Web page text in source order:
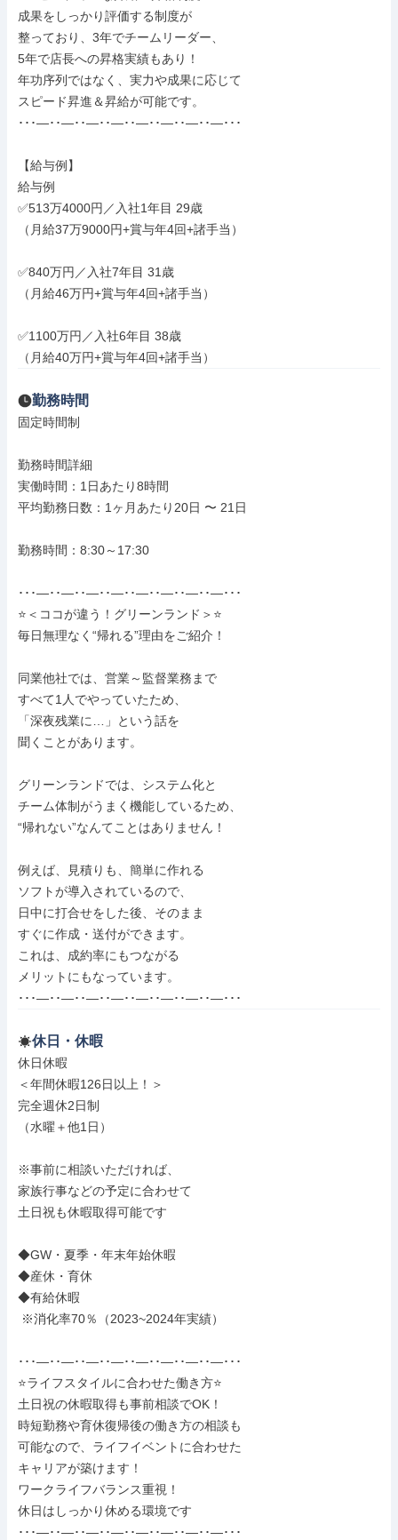
成果をしっかり評価する制度が
整っており、3年でチームリーダー、
5年で店長への昇格実績もあり！
年功序列ではなく、実力や成果に応じて
スピード昇進＆昇給が可能です。
･･･―･･―･･―･･―･･―･･―･･―･･―･･･
【給与例】
給与例
✅513万4000円／入社1年目 29歳
（月給37万9000円+賞与年4回+諸手当）
✅840万円／入社7年目 31歳
（月給46万円+賞与年4回+諸手当）
✅1100万円／入社6年目 38歳
（月給40万円+賞与年4回+諸手当）
勤務時間
固定時間制
勤務時間詳細
実働時間：1日あたり8時間
平均勤務日数：1ヶ月あたり20日 〜 21日
勤務時間：8:30～17:30
･･･―･･―･･―･･―･･―･･―･･―･･―･･･
⭐＜ココが違う！グリーンランド＞⭐
毎日無理なく“帰れる”理由をご紹介！
同業他社では、営業～監督業務まで
すべて1人でやっていたため、
「深夜残業に…」という話を
聞くことがあります。
グリーンランドでは、システム化と
チーム体制がうまく機能しているため、
“帰れない”なんてことはありません！
例えば、見積りも、簡単に作れる
ソフトが導入されているので、
日中に打合せをした後、そのまま
すぐに作成・送付ができます。
これは、成約率にもつながる
メリットにもなっています。
･･･―･･―･･―･･―･･―･･―･･―･･―･･･
休日・休暇
休日休暇
＜年間休暇126日以上！＞
完全週休2日制
（水曜＋他1日）
※事前に相談いただければ、
家族行事などの予定に合わせて
土日祝も休暇取得可能です
◆GW・夏季・年末年始休暇
◆産休・育休
◆有給休暇
･･･―･･―･･―･･―･･―･･―･･―･･―･･･
⭐ライフスタイルに合わせた働き方⭐
土日祝の休暇取得も事前相談でOK！
時短勤務や育休復帰後の働き方の相談も
可能なので、ライフイベントに合わせた
キャリアが築けます！
ワークライフバランス重視！
休日はしっかり休める環境です
･･･―･･―･･―･･―･･―･･―･･―･･―･･･